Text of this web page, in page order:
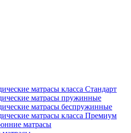
матрасы класса Стандарт
матрасы пружинные
матрасы беспружинные
матрасы класса Премиум
матрасы